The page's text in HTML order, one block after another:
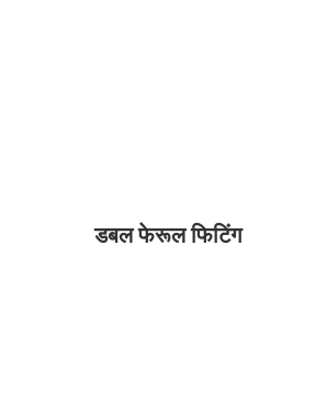
डबल फेरूल फिटिंग